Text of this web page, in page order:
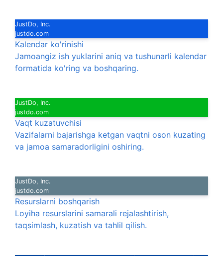
JustDo, Inc.
justdo.com
Kalendar ko'rinishi
Jamoangiz ish yuklarini aniq va tushunarli kalendar
formatida ko'ring va boshqaring.
JustDo, Inc.
justdo.com
Vaqt kuzatuvchisi
Vazifalarni bajarishga ketgan vaqtni oson kuzating
va jamoa samaradorligini oshiring.
JustDo, Inc.
justdo.com
Resurslarni boshqarish
Loyiha resurslarini samarali rejalashtirish,
taqsimlash, kuzatish va tahlil qilish.